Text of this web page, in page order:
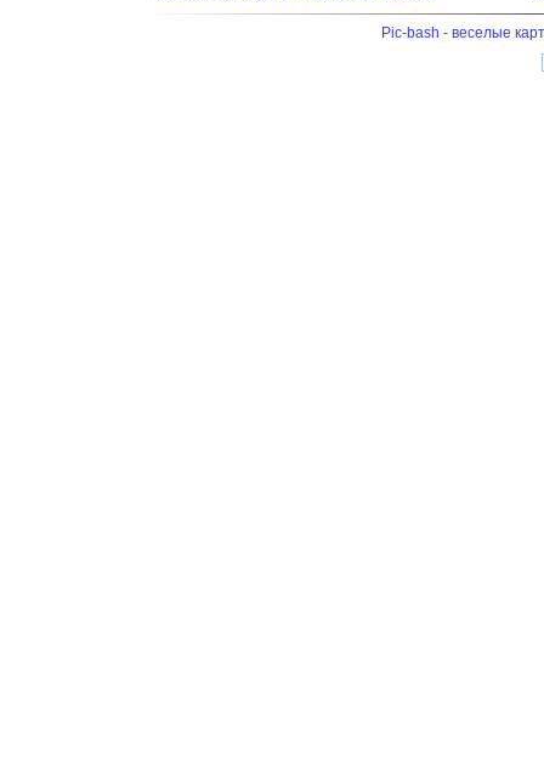
Pic-bash - веселые